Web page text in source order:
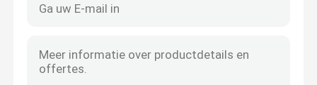
Lege Lipglossfles
Kosmetisch Pen Packaging